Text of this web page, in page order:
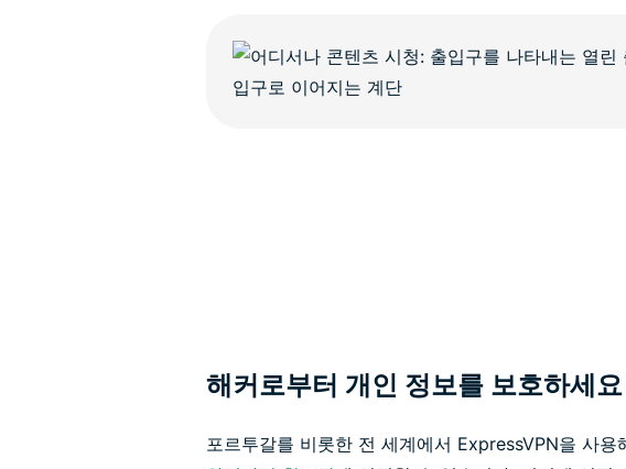
해커로부터 개인 정보를 보호하세요
포르투갈를 비롯한 전 세계에서 ExpressVPN을 사용